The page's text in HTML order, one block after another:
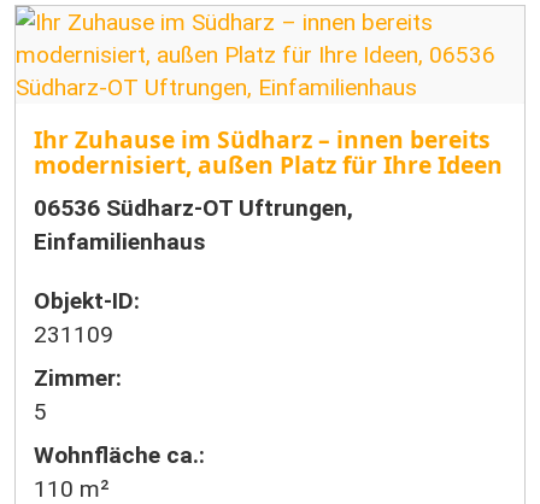
Ihr Zuhause im Südharz – innen bereits
modernisiert, außen Platz für Ihre Ideen
06536 Südharz-OT Uftrungen,
Einfamilienhaus
Objekt-ID:
231109
Zimmer:
5
Wohnfläche ca.:
110 m²